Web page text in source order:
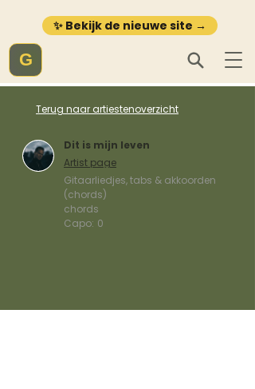
✨ Bekijk de nieuwe site →
G
Terug naar artiestenoverzicht
Dit is mijn leven
Artist page
Gitaarliedjes, tabs & akkoorden
(chords)
chords
Capo: 0